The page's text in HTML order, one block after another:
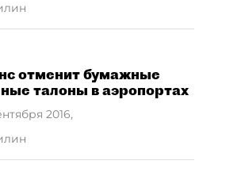
отменит бумажные
талоны в аэропортах
2016,